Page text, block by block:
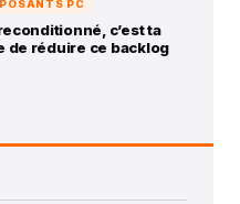
PC
c’est ta
de réduire ce backlog